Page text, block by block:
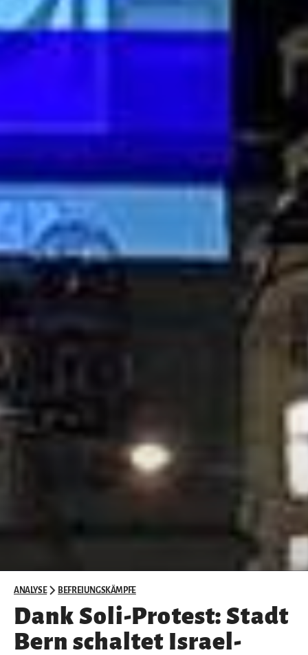
ANALYSE BEFREIUNGSKÄMPFE
Dank Soli-Protest: Stadt
Bern schaltet Israel-